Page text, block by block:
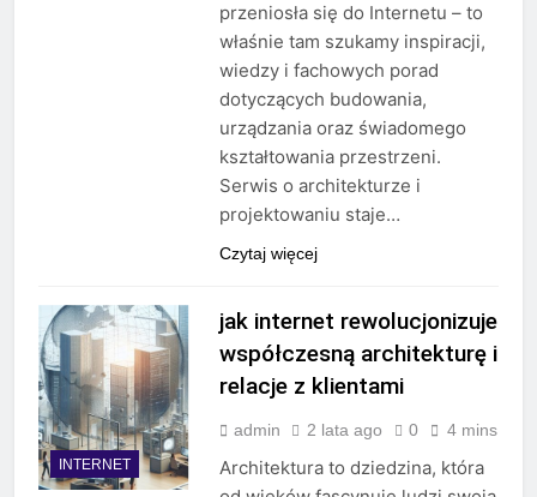
przeniosła się do Internetu – to
właśnie tam szukamy inspiracji,
wiedzy i fachowych porad
dotyczących budowania,
urządzania oraz świadomego
kształtowania przestrzeni.
Serwis o architekturze i
projektowaniu staje…
Czytaj więcej
INTERNET
jak internet rewolucjonizuje
współczesną architekturę i
relacje z klientami
admin 2 lata ago 0 4 mins
Architektura to dziedzina, która